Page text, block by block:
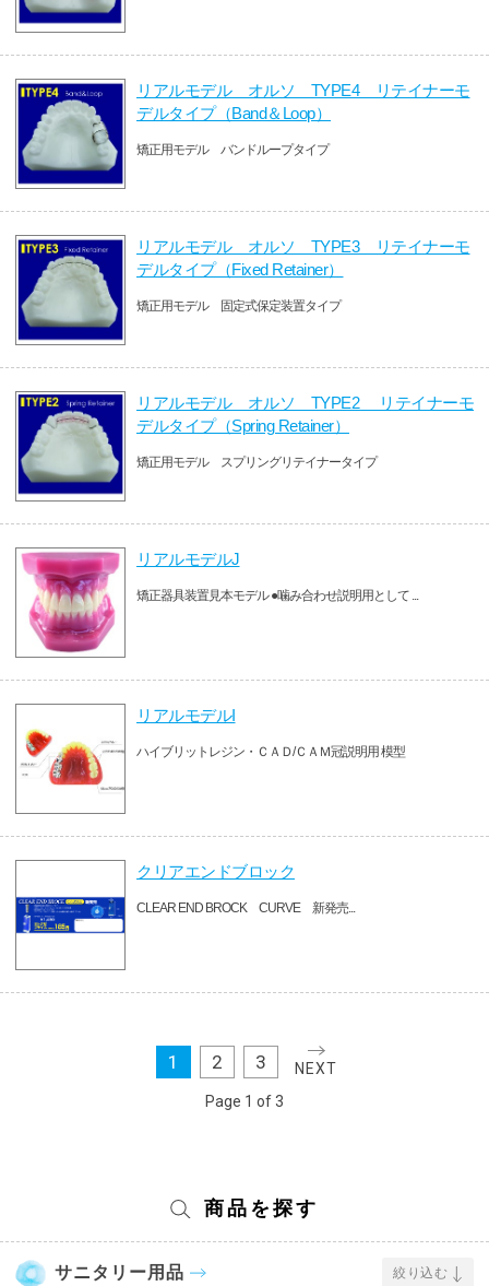
リアルモデル オルソ TYPE4 リテイナーモ
デルタイプ（Band＆Loop）
矯正用モデル バンドループタイプ
リアルモデル オルソ TYPE3 リテイナーモ
デルタイプ（Fixed Retainer）
矯正用モデル 固定式保定装置タイプ
リアルモデル オルソ TYPE2 リテイナーモ
デルタイプ（Spring Retainer）
矯正用モデル スプリングリテイナータイプ
リアルモデルJ
矯正器具装置見本モデル ●噛み合わせ説明用として ...
リアルモデルI
ハイブリットレジン・ＣＡＤ/ＣＡＭ冠説明用 模型
クリアエンドブロック
CLEAR END BROCK CURVE 新発売...
Page 1 of 3
1 2 3 NEXT
商品を探す
サニタリー用品 絞り込む